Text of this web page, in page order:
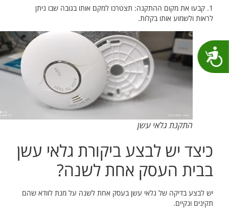
נגישות
1. קבעו את מקום ההתקנה: תצטרכו למקם אותו בגובה שבו ניתן
לראות ולשמוע אותו בקלות.
התקנת גלאי עשן
כיצד יש לבצע ביקורת גלאי עשן
בבית העסק אחת לשנה?
יש לבצע בדיקה של גלאי עשן בעסק אחת לשנה על מנת לוודא שהם
תקינים ונקיים.